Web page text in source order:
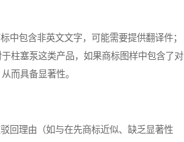
包含非英文文字，可能需要提供翻译件；
柱塞泵这类产品，如果商标图样中包含了对
而具备显著性。
理由（如与在先商标近似、缺乏显著性